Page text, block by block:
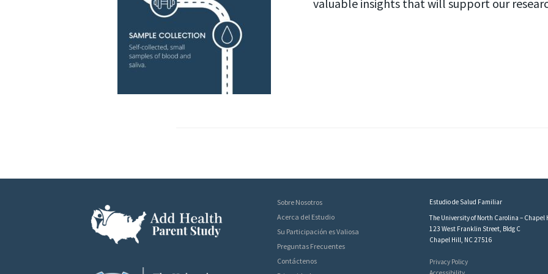
valuable insights that will support our
Sobre Nosotros
Acerca del Estudio
Su Participación es Valiosa
Preguntas Frecuentes
Contáctenos
Estudio de Salud Familiar
The University of North Carolina – Chapel
123 West Franklin Street, Bldg C
Chapel Hill, NC 27516
Privacy Policy